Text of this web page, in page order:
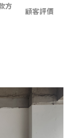
方
顧客評價